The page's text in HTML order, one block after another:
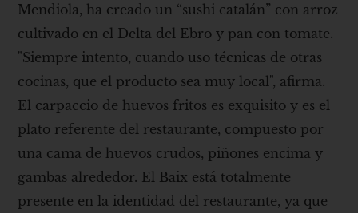
Mendiola, ha creado un “sushi catalán” con arroz
cultivado en el Delta del Ebro y pan con tomate.
"Siempre intento, cuando uso técnicas de otras
cocinas, que el producto sea muy local", afirma.
El carpaccio de huevos fritos es exquisito y es el
plato referente del restaurante, compuesto por
una cama de huevos crudos, piñones encima y
gambas alrededor. El Baix está totalmente
presente en la identidad del restaurante, ya que